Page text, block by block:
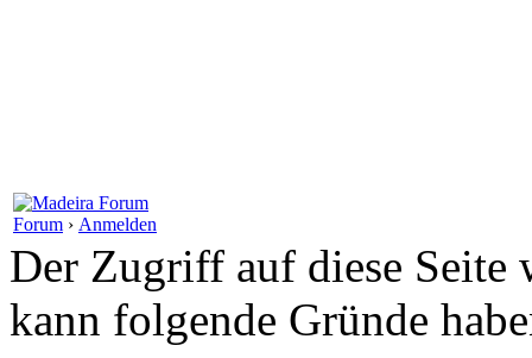
Forum › Anmelden
Der Zugriff auf diese Seite
kann folgende Gründe